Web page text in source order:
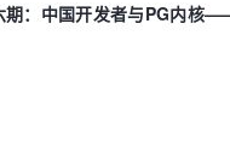
期：中国开发者与PG内核